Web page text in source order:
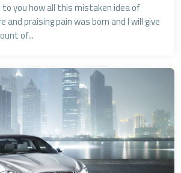
you how all this mistaken idea of
and praising pain was born and I will give
of...